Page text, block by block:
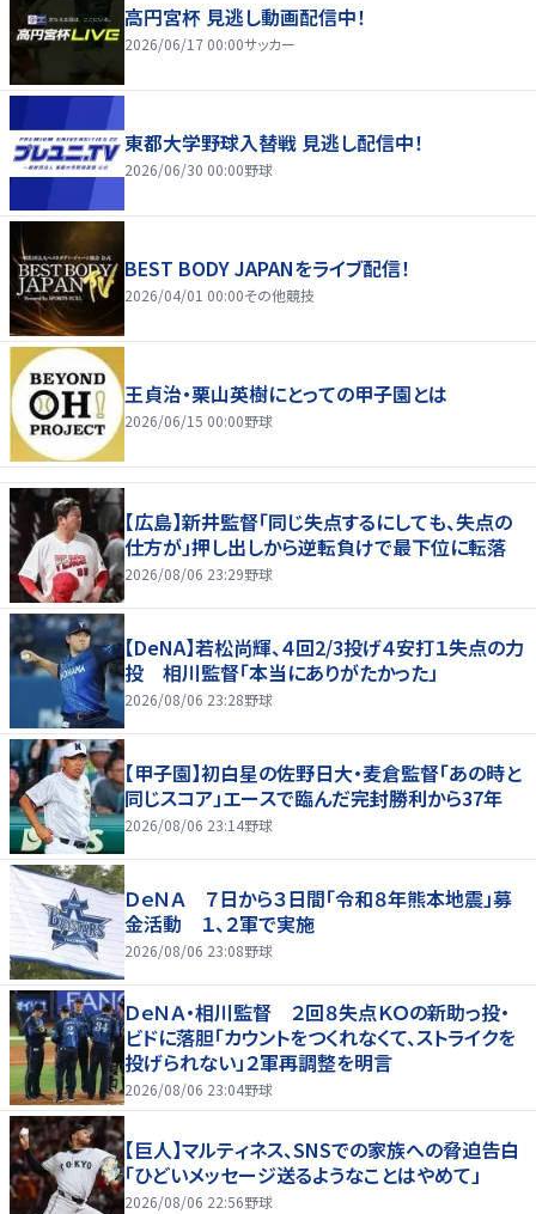
高円宮杯 見逃し動画配信中！
2026/06/17 00:00サッカー
東都大学野球入替戦 見逃し配信中！
2026/06/30 00:00野球
BEST BODY JAPANをライブ配信！
2026/04/01 00:00その他競技
王貞治・栗山英樹にとっての甲子園とは
2026/06/15 00:00野球
【広島】新井監督「同じ失点するにしても、失点の
仕方が」押し出しから逆転負けで最下位に転落
2026/08/06 23:29野球
【DeNA】若松尚輝、４回2/3投げ４安打１失点の力
投 相川監督「本当にありがたかった」
2026/08/06 23:28野球
【甲子園】初白星の佐野日大・麦倉監督「あの時と
同じスコア」エースで臨んだ完封勝利から37年
2026/08/06 23:14野球
ＤｅＮＡ ７日から３日間「令和８年熊本地震」募
金活動 １、２軍で実施
2026/08/06 23:08野球
ＤｅＮＡ・相川監督 ２回８失点ＫＯの新助っ投・
ビドに落胆「カウントをつくれなくて、ストライクを
投げられない」２軍再調整を明言
2026/08/06 23:04野球
【巨人】マルティネス、SNSでの家族への脅迫告白
「ひどいメッセージ送るようなことはやめて」
2026/08/06 22:56野球